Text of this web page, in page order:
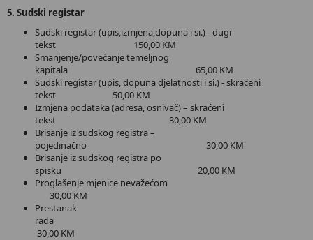
5. Sudski registar
Sudski registar (upis,izmjena,dopuna i si.) - dugi
tekst 150,00 KM
Smanjenje/povećanje temeljnog
kapitala 65,00 KM
Sudski registar (upis, dopuna djelatnosti i si.) - skraćeni
tekst 50,00 KM
Izmjena podataka (adresa, osnivač) – skraćeni
tekst 30,00 KM
Brisanje iz sudskog registra –
pojedinačno 30,00 KM
Brisanje iz sudskog registra po
spisku 20,00 KM
Proglašenje mjenice nevažećom
30,00 KM
Prestanak
rada
30,00 KM